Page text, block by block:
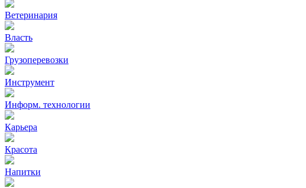
Ветеринария
Власть
Грузоперевозки
Инструмент
Информ. технологии
Карьера
Красота
Напитки